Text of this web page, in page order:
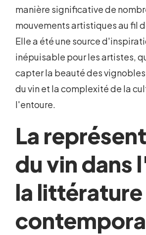
manière significative de
mouvements artistiques au fil
Elle a été une source
inépuisable pour les artistes,
capter la beauté des
du vin et la complexité de la
l'entoure.
La
du vin dans
la littérature